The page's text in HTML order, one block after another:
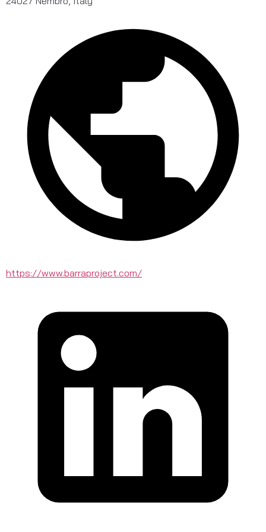
https://www.barraproject.com/